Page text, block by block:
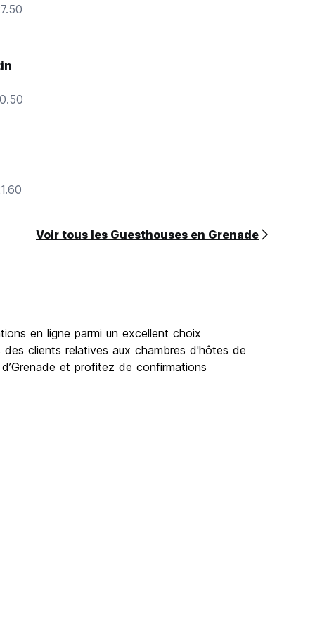
Voir tous les Guesthouses en Grenade
en ligne parmi un excellent choix
des clients relatives aux chambres d'hôtes de
et profitez de confirmations